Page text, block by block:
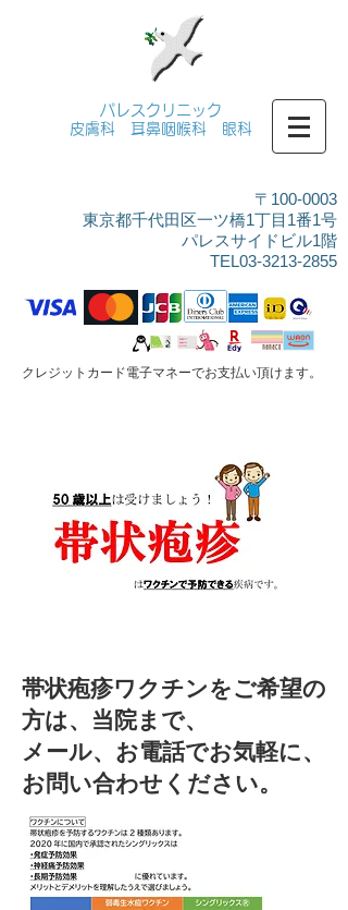
パレスクリニック
皮膚科 耳鼻咽喉科 眼科
〒100-0003
東京都千代田区一ツ橋1丁目1番1号
パレスサイドビル1階
​TEL03-3213-2855
​クレジットカード電子マネーでお支払い頂けます。
帯状疱疹ワクチンをご希望の
方は、当院まで、
メール、お電話でお気軽に、
お問い合わせください。